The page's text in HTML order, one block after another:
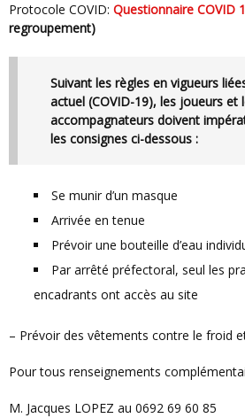
Protocole COVID: Questionnaire COVID
regroupement)
Suivant les règles en vigueurs liées au contexte
actuel (COVID-19), les joueurs et
accompagnateurs doivent
les consignes ci-dessous :
Se munir d’un masque
Arrivée en tenue
Prévoir une bouteille d’eau
Par arrêté préfectoral, seul les
encadrants ont accès au site
– Prévoir des vêtements contre le froid
Pour tous renseignements
M. Jacques LOPEZ au 0692 69 60 85